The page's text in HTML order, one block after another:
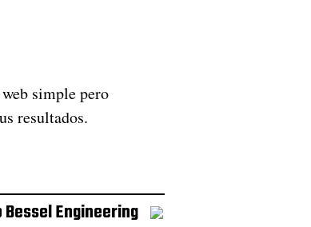
simple pero
resultados.
Bessel Engineering